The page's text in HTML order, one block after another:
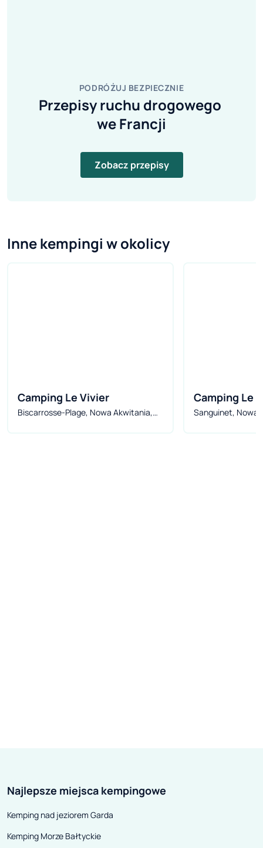
PODRÓŻUJ BEZPIECZNIE
Przepisy ruchu drogowego
we Francji
Zobacz przepisy
Inne kempingi w okolicy
Camping Le Vivier
Biscarrosse-Plage, Nowa Akwitania,
Camping Le
Sanguinet
Sanguinet, Nowa
Najlepsze miejsca kempingowe
Kemping nad jeziorem Garda
Kemping Morze Bałtyckie